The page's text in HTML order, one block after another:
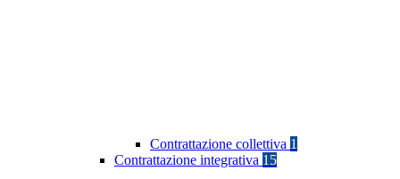
Contrattazione collettiva 1
Contrattazione integrativa 15